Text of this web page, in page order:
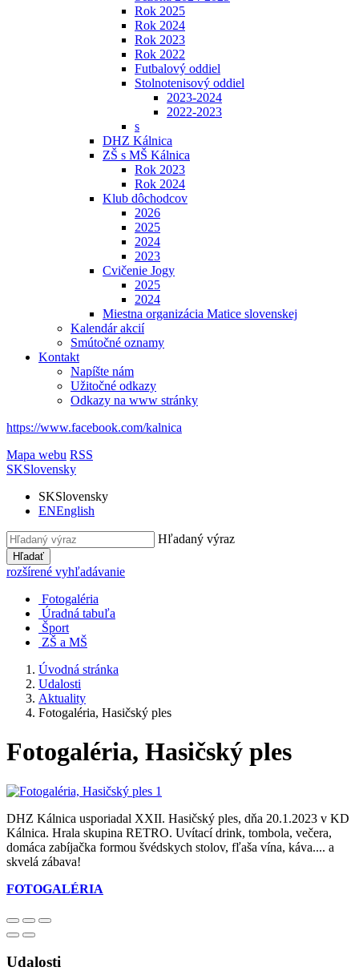
Rok 2025
Rok 2024
Rok 2023
Rok 2022
Futbalový oddiel
Stolnotenisový oddiel
2023-2024
2022-2023
s
DHZ Kálnica
ZŠ s MŠ Kálnica
Rok 2023
Rok 2024
Klub dôchodcov
2026
2025
2024
2023
Cvičenie Jogy
2025
2024
Miestna organizácia Matice slovenskej
Kalendár akcií
Smútočné oznamy
Kontakt
Napíšte nám
Užitočné odkazy
Odkazy na www stránky
https://www.facebook.com/kalnica
Mapa webu RSS
SKSlovensky
SKSlovensky
ENEnglish
Hľadaný výraz
Hľadať
rozšírené vyhľadávanie
Fotogaléria
Úradná tabuľa
Šport
ZŠ a MŠ
Úvodná stránka
Udalosti
Aktuality
Fotogaléria, Hasičský ples
Fotogaléria, Hasičský ples
DHZ Kálnica usporiadal XXII. Hasičský ples, dňa 20.1.2023 v KD
Kálnica. Hrala skupina RETRO. Uvítací drink, tombola, večera,
domáca zabíjačka formou švédskych stolov, fľaša vína, káva.... a
skvelá zábava!
FOTOGALÉRIA
Udalosti